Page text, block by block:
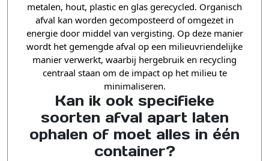
metalen, hout, plastic en glas gerecycled. Organisch
afval kan worden gecomposteerd of omgezet in
energie door middel van vergisting. Op deze manier
wordt het gemengde afval op een milieuvriendelijke
manier verwerkt, waarbij hergebruik en recycling
centraal staan om de impact op het milieu te
minimaliseren.
Kan ik ook specifieke
soorten afval apart laten
ophalen of moet alles in één
container?